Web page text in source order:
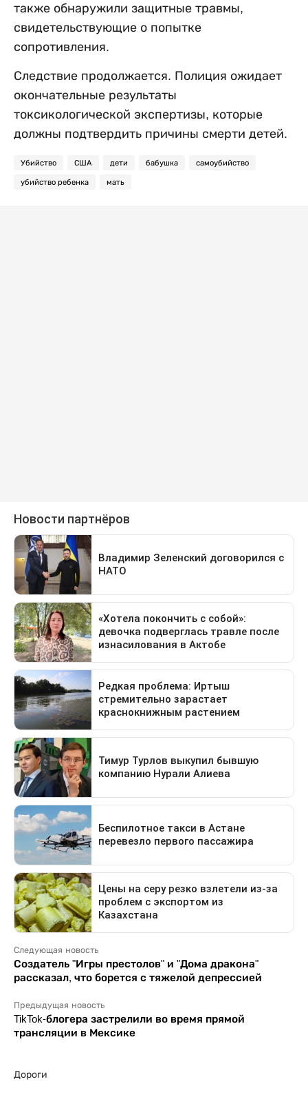
также обнаружили защитные травмы,
свидетельствующие о попытке
сопротивления.
Следствие продолжается. Полиция ожидает
окончательные результаты
токсикологической экспертизы, которые
должны подтвердить причины смерти детей.
Убийство США дети бабушка самоубийство
убийство ребенка мать
Следующая новость
Создатель "Игры престолов" и "Дома дракона"
рассказал, что борется с тяжелой депрессией
Предыдущая новость
TikTok-блогера застрелили во время прямой
трансляции в Мексике
Дороги